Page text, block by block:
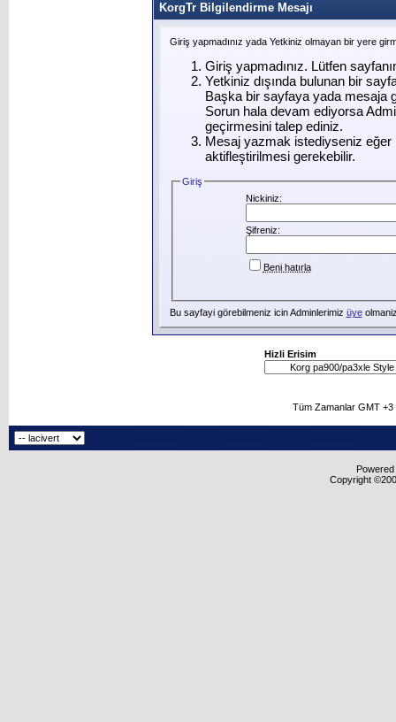
KorgTr Bilgilendirme Mesajı
Giriş yapmadınız yada Yetkiniz olmayan bir yere
Giriş yapmadınız. Lütfen
Yetkiniz dışında bulunan bir
Başka bir sayfaya yada mesaja
Sorun hala devam ediyorsa
geçirmesini talep ediniz.
Mesaj yazmak istediyseniz eğer
aktifleştirilmesi gerekebilir.
Giriş
Nickiniz:
Şifreniz:
Beni hatırla
Bu sayfayi görebilmeniz icin Adminlerimiz üye
Hizli Erisim
Tüm Zamanlar GMT
Copyright